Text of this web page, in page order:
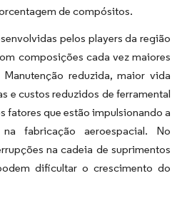
de compósitos.
pelos players da região
composições cada vez maiores
reduzida, maior vida
e custos reduzidos de ferramental
fatores que estão impulsionando a
fabricação aeroespacial. No
na cadeia de suprimentos
dificultar o crescimento do